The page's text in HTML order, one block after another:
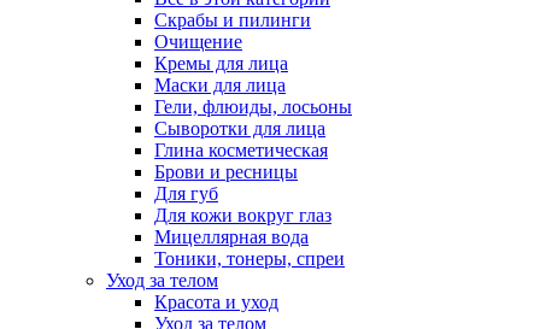
Скрабы и пилинги
Очищение
Кремы для лица
Маски для лица
Гели, флюиды, лосьоны
Сыворотки для лица
Глина косметическая
Брови и ресницы
Для губ
Для кожи вокруг глаз
Мицеллярная вода
Тоники, тонеры, спреи
Уход за телом
Красота и уход
Уход за телом